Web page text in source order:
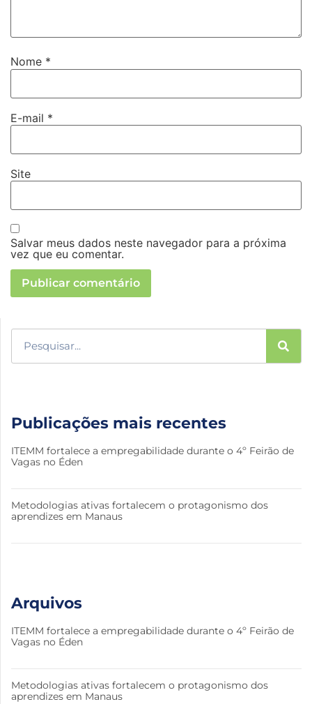
Nome *
E-mail *
Site
Salvar meus dados neste navegador para a próxima
vez que eu comentar.
Publicações mais recentes
ITEMM fortalece a empregabilidade durante o 4º Feirão de
Vagas no Éden
Metodologias ativas fortalecem o protagonismo dos
aprendizes em Manaus
Arquivos
ITEMM fortalece a empregabilidade durante o 4º Feirão de
Vagas no Éden
Metodologias ativas fortalecem o protagonismo dos
aprendizes em Manaus